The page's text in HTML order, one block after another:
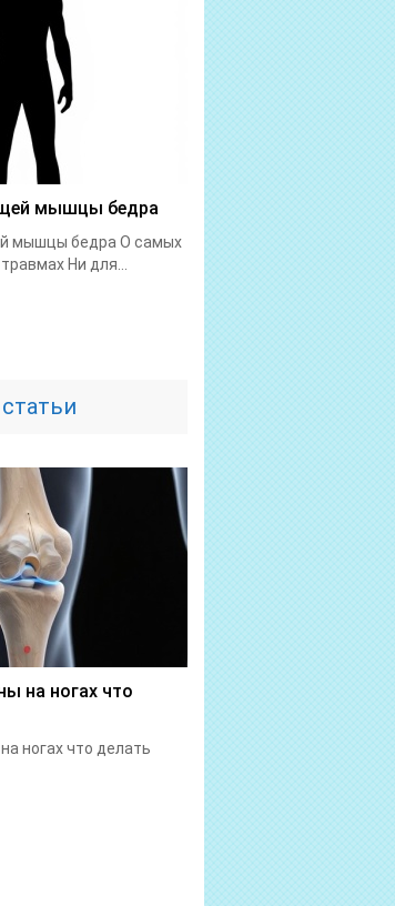
мышцы бедра
мышцы бедра О самых
Ни для...
на ногах что
ногах что делать